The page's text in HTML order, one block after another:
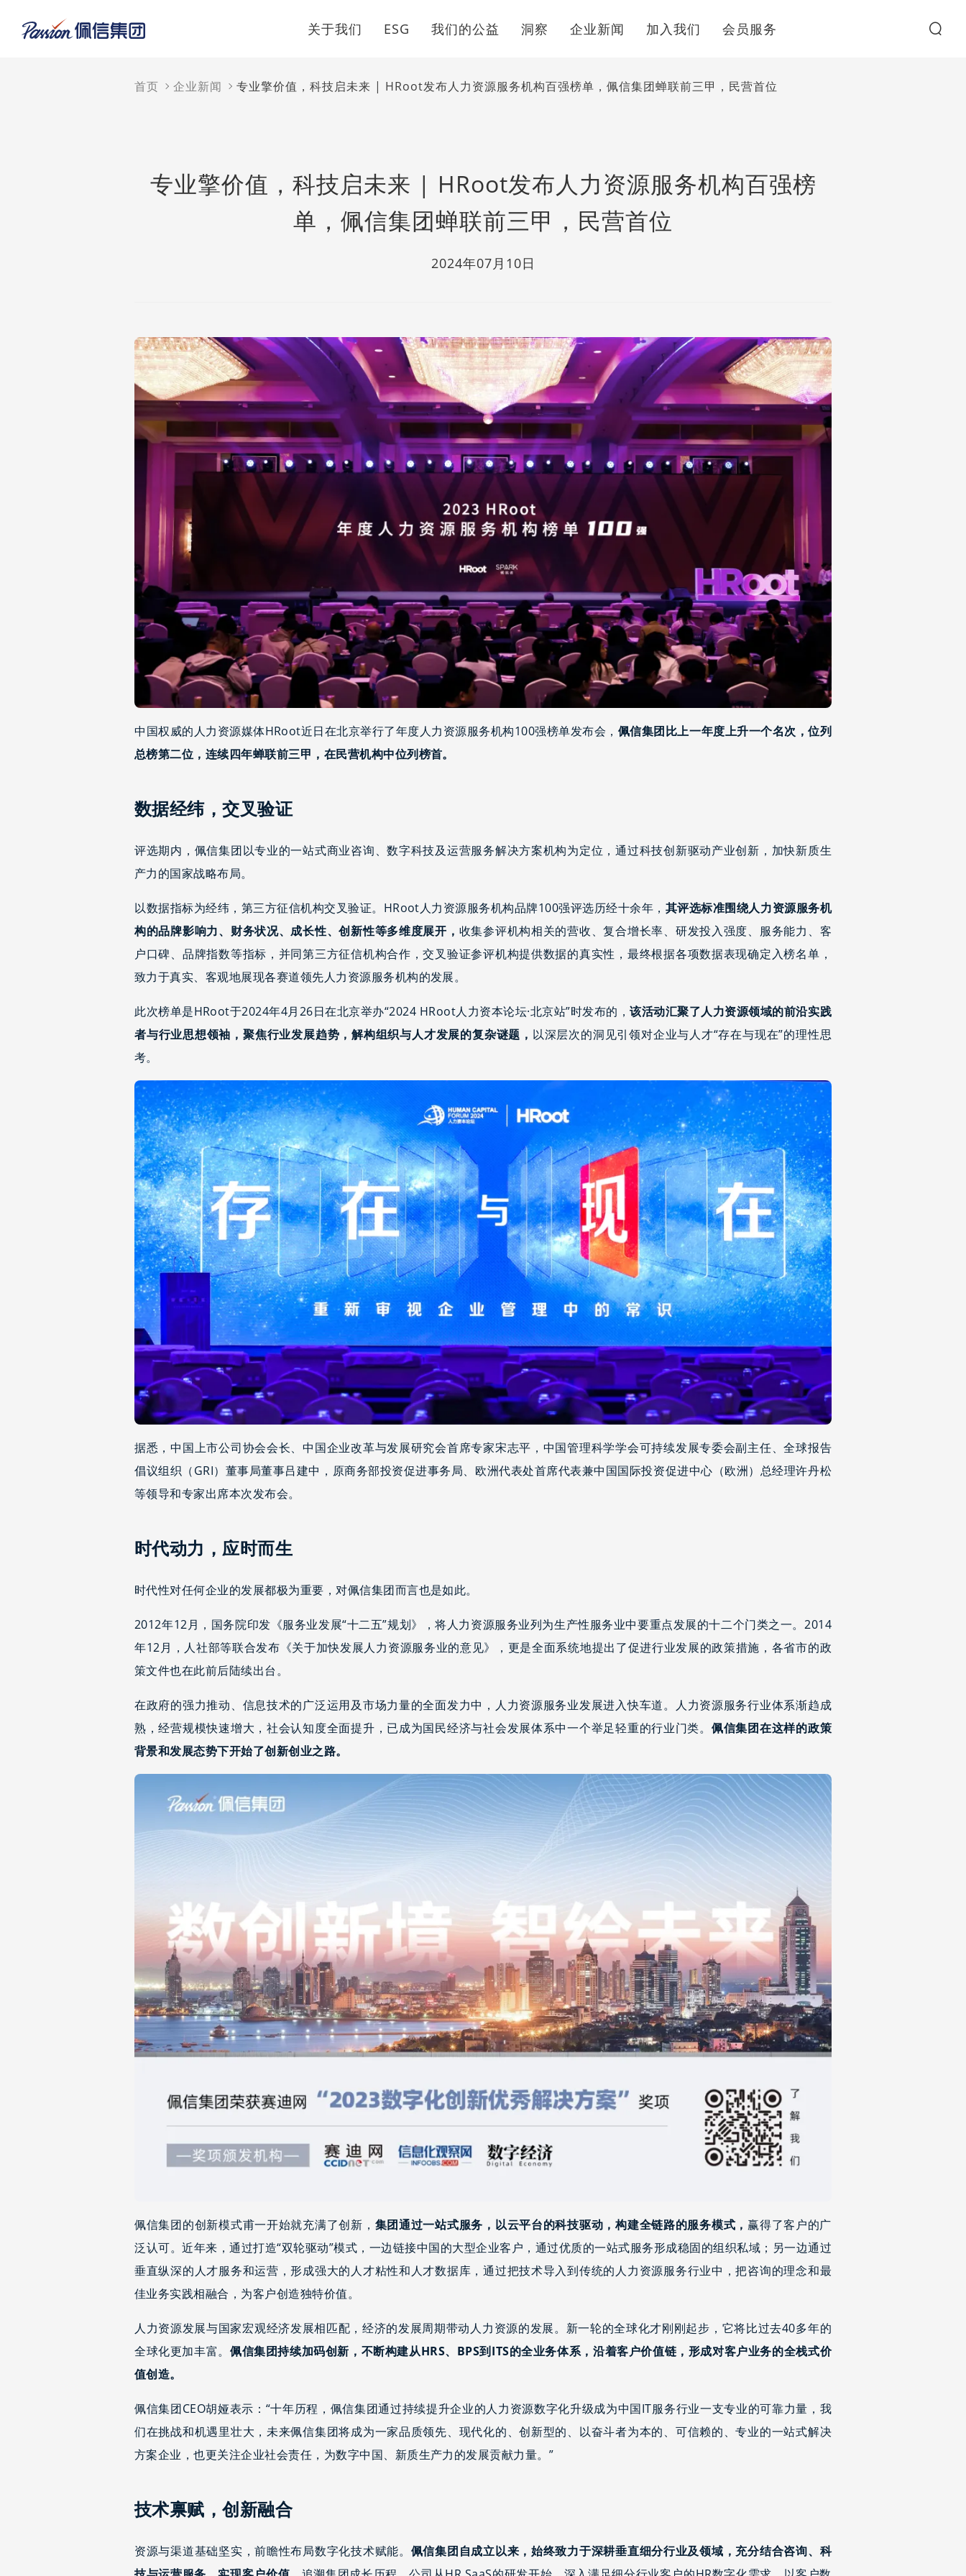
关于我们 ESG 我们的公益 洞察 企业新闻 加入我们 会员服务
首页 企业新闻 专业擎价值，科技启未来 | HRoot发布人力资源服务机构百强榜单，佩信集团蝉联前三甲，民营首位
专业擎价值，科技启未来 | HRoot发布人力资源服务机构百强榜
单，佩信集团蝉联前三甲，民营首位
2024年07月10日
中国权威的人力资源媒体HRoot近日在北京举行了年度人力资源服务机构100强榜单发布会， 佩信集团比上一年度上升一个名次，位列
总榜第二位，连续四年蝉联前三甲，在民营机构中位列榜首。
数据经纬，交叉验证
评选期内，佩信集团以专业的一站式商业咨询、数字科技及运营服务解决方案机构为定位，通过科技创新驱动产业创新，加快新质生
产力的国家战略布局。
以数据指标为经纬，第三方征信机构交叉验证。HRoot人力资源服务机构品牌100强评选历经十余年， 其评选标准围绕人力资源服务机
构的品牌影响力、财务状况、成长性、创新性等多维度展开， 收集参评机构相关的营收、复合增长率、研发投入强度、服务能力、客
户口碑、品牌指数等指标，并同第三方征信机构合作，交叉验证参评机构提供数据的真实性，最终根据各项数据表现确定入榜名单，
致力于真实、客观地展现各赛道领先人力资源服务机构的发展。
此次榜单是HRoot于2024年4月26日在北京举办“2024 HRoot人力资本论坛·北京站”时发布的，该活动汇聚了人力资源领域的前沿实践
者与行业思想领袖，聚焦行业发展趋势，解构组织与人才发展的复杂谜题， 以深层次的洞见引领对企业与人才“存在与现在”的理性思
考。
据悉，中国上市公司协会会长、中国企业改革与发展研究会首席专家宋志平，中国管理科学学会可持续发展专委会副主任、全球报告
倡议组织（GRI）董事局董事吕建中，原商务部投资促进事务局、欧洲代表处首席代表兼中国国际投资促进中心（欧洲）总经理许丹松
等领导和专家出席本次发布会。
时代动力，应时而生
时代性对任何企业的发展都极为重要，对佩信集团而言也是如此。
2012年12月，国务院印发《服务业发展“十二五”规划》，将人力资源服务业列为生产性服务业中要重点发展的十二个门类之一。2014
年12月，人社部等联合发布《关于加快发展人力资源服务业的意见》，更是全面系统地提出了促进行业发展的政策措施，各省市的政
策文件也在此前后陆续出台。
在政府的强力推动、信息技术的广泛运用及市场力量的全面发力中，人力资源服务业发展进入快车道。人力资源服务行业体系渐趋成
熟，经营规模快速增大，社会认知度全面提升，已成为国民经济与社会发展体系中一个举足轻重的行业门类。 佩信集团在这样的政策
背景和发展态势下开始了创新创业之路。
佩信集团的创新模式甫一开始就充满了创新， 集团通过一站式服务，以云平台的科技驱动，构建全链路的服务模式， 赢得了客户的广
泛认可。近年来，通过打造“双轮驱动”模式，一边链接中国的大型企业客户，通过优质的一站式服务形成稳固的组织私域；另一边通过
垂直纵深的人才服务和运营，形成强大的人才粘性和人才数据库，通过把技术导入到传统的人力资源服务行业中，把咨询的理念和最
佳业务实践相融合，为客户创造独特价值。
人力资源发展与国家宏观经济发展相匹配，经济的发展周期带动人力资源的发展。新一轮的全球化才刚刚起步，它将比过去40多年的
全球化更加丰富。 佩信集团持续加码创新，不断构建从HRS、BPS到ITS的全业务体系，沿着客户价值链，形成对客户业务的全栈式价
值创造。
佩信集团CEO胡娅表示：“十年历程，佩信集团通过持续提升企业的人力资源数字化升级成为中国IT服务行业一支专业的可靠力量，我
们在挑战和机遇里壮大，未来佩信集团将成为一家品质领先、现代化的、创新型的、以奋斗者为本的、可信赖的、专业的一站式解决
方案企业，也更关注企业社会责任，为数字中国、新质生产力的发展贡献力量。”
技术禀赋，创新融合
资源与渠道基础坚实，前瞻性布局数字化技术赋能。 佩信集团自成立以来，始终致力于深耕垂直细分行业及领域，充分结合咨询、科